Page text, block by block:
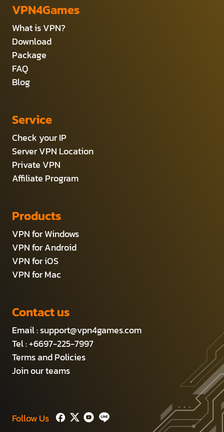
VPN4Games
What is VPN?
Download
Package
FAQ
Blog
Service
Check your IP
Server VPN Location
Private VPN
Affiliate Program
Products
VPN for Windows
VPN for Android
VPN for iOS
VPN for Mac
Contact us
Email :support@vpn4games.com
Tel : +6697-225-7997
Terms and Policies
Join our teams
Follow Us